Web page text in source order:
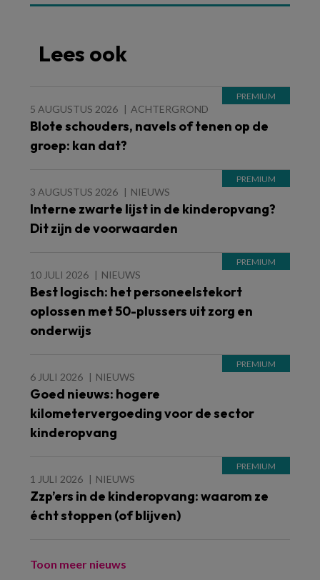
Lees ook
5 AUGUSTUS 2026 ACHTERGROND
Blote schouders, navels of tenen op de
groep: kan dat?
3 AUGUSTUS 2026 NIEUWS
Interne zwarte lijst in de kinderopvang?
Dit zijn de voorwaarden
10 JULI 2026 NIEUWS
Best logisch: het personeelstekort
oplossen met 50-plussers uit zorg en
onderwijs
6 JULI 2026 NIEUWS
Goed nieuws: hogere
kilometervergoeding voor de sector
kinderopvang
1 JULI 2026 NIEUWS
Zzp’ers in de kinderopvang: waarom ze
écht stoppen (of blijven)
Toon meer nieuws